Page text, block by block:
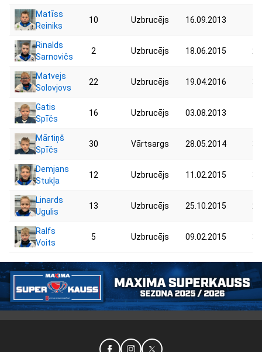
Matīss
Reiniks
10 Uzbrucējs 16.09.2013
Rinalds
Sarnovičs
2 Uzbrucējs 18.06.2015
Matvejs
Solovjovs
22 Uzbrucējs 19.04.2016
Gatis
Spīčs
16 Uzbrucējs 03.08.2013
Mārtiņš
Spīčs
30 Vārtsargs 28.05.2014
Demjans
Stukļa
12 Uzbrucējs 11.02.2015
Linards
Ugulis
13 Uzbrucējs 25.10.2015
Ralfs
Voits
5 Uzbrucējs 09.02.2015